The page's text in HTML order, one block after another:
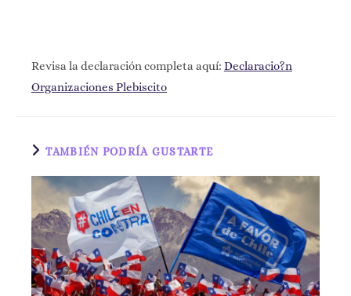
Revisa la declaración completa aquí: Declaracio?n
Organizaciones Plebiscito
TAMBIÉN PODRÍA GUSTARTE